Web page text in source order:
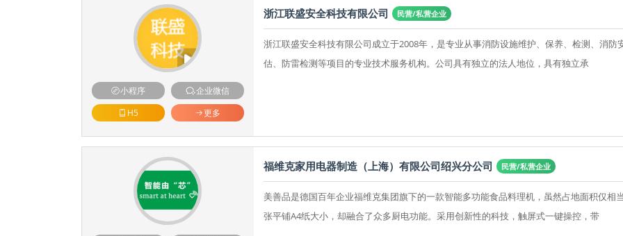
小程序
企业微信
H5
更多
浙江联盛安全科技有限公司 民营/私营企业
浙江联盛安全科技有限公司成立于2008年，是专业从事消防设施维护、保养、检测、消防
估、防雷检测等项目的专业技术服务机构。公司具有独立的法人地位，具有独立承
福维克家用电器制造（上海）有限公司绍兴分公司 民营/私营企业
美善品是德国百年企业福维克集团旗下的一款智能多功能食品料理机，虽然占地面积仅相
张平铺A4纸大小，却融合了众多厨电功能。采用创新性的科技，触屏式一键操控，带